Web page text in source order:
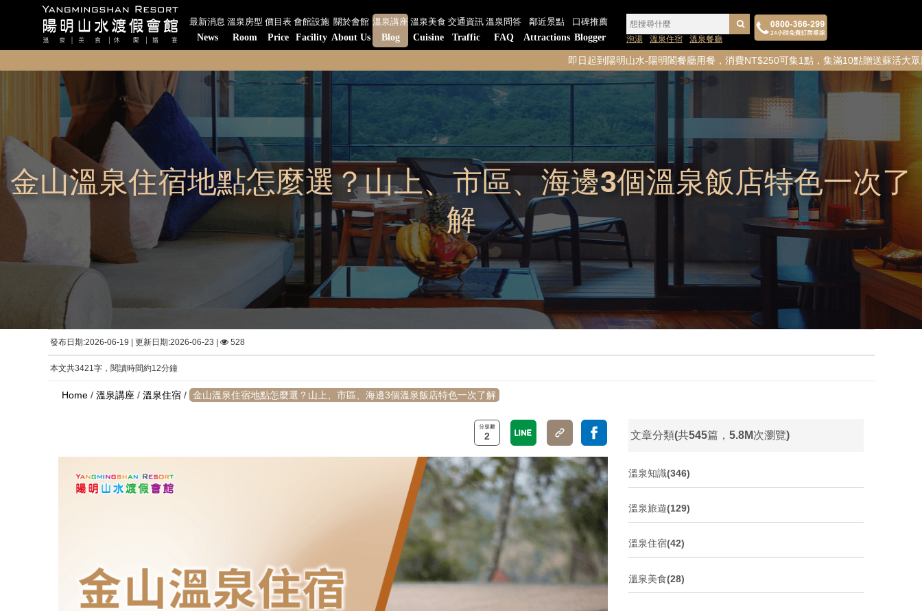
最新消息
News
溫泉房型
Room
價目表
Price
會館設施
Facility
關於會館
About Us
溫泉講座
Blog
溫泉美食
Cuisine
交通資訊
Traffic
溫泉問答
FAQ
鄰近景點
Attractions
口碑推薦
Blogger
泡湯 溫泉住宿 溫泉餐廳
即日起到陽明山水-陽明閣餐廳用餐，消費NT$250可集1點，集滿10點贈送蘇活大眾風呂券1
金山溫泉住宿地點怎麼選？山上、市區、海邊3個溫泉飯店特色一次了
解
發布日期:2026-06-19 | 更新日期:2026-06-23 | 528
本文共3421字，閱讀時間約12分鐘
Home/ 溫泉講座 / 溫泉住宿/ 金山溫泉住宿地點怎麼選？山上、市區、海邊3個溫泉飯店特色一次了解
2 文章分類(共545篇，5.8M次瀏覽)
溫泉知識(346)
溫泉旅遊(129)
溫泉住宿(42)
溫泉美食(28)